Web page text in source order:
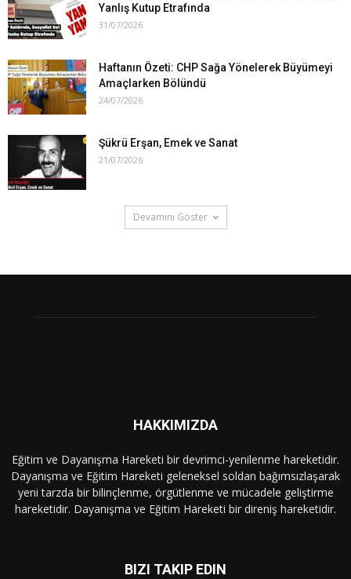
Yanlış Kutup Etrafında
31/07/2026
Haftanın Özeti: CHP Sağa Yönelerek Büyümeyi
Amaçlarken Bölündü
24/07/2026
Şükrü Erşan, Emek ve Sanat
21/07/2026
Devamını Göster
HAKKIMIZDA
Eğitim ve Dayanışma Hareketi bir devrimci-yenilenme hareketidir.
Dayanışma ve Eğitim Hareketi geleneksel soldan bağımsızlaşarak
yeni tarzda bir bilinçlenme, örgütlenme ve mücadele geliştirme
hareketidir. Dayanışma ve Eğitim Hareketi bir direniş hareketidir.
BIZI TAKIP EDIN